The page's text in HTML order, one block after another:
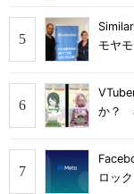
モヤ
か？
ロッ